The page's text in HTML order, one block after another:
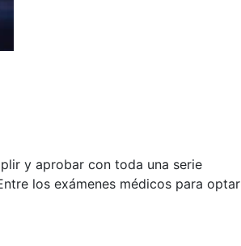
y aprobar con toda una serie
los exámenes médicos para optar